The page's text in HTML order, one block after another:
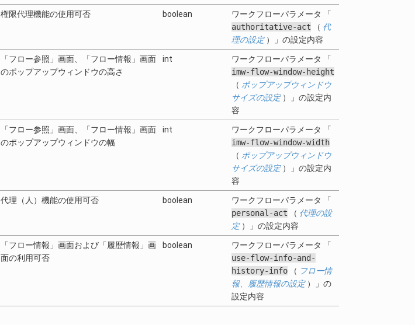
権限代理機能の使用可否 boolean
ワークフローパラメータ 「
authoritative-act （ 代
理の設定）」の設定内容
「フロー参照」画面、「フロー情報」画面
のポップアップウィンドウの高さ
int
ワークフローパラメータ 「
imw-flow-window-height
（ ポップアップウィンドウ
サイズの設定）」の設定内
容
「フロー参照」画面、「フロー情報」画面
のポップアップウィンドウの幅
int
ワークフローパラメータ 「
imw-flow-window-width
（ ポップアップウィンドウ
サイズの設定）」の設定内
容
代理（人）機能の使用可否 boolean
ワークフローパラメータ 「
personal-act （ 代理の設
定）」の設定内容
「フロー情報」画面および「履歴情報」画
面の利用可否
boolean
ワークフローパラメータ 「
use-flow-info-and-
history-info （ フロー情
報、履歴情報の設定）」の
設定内容